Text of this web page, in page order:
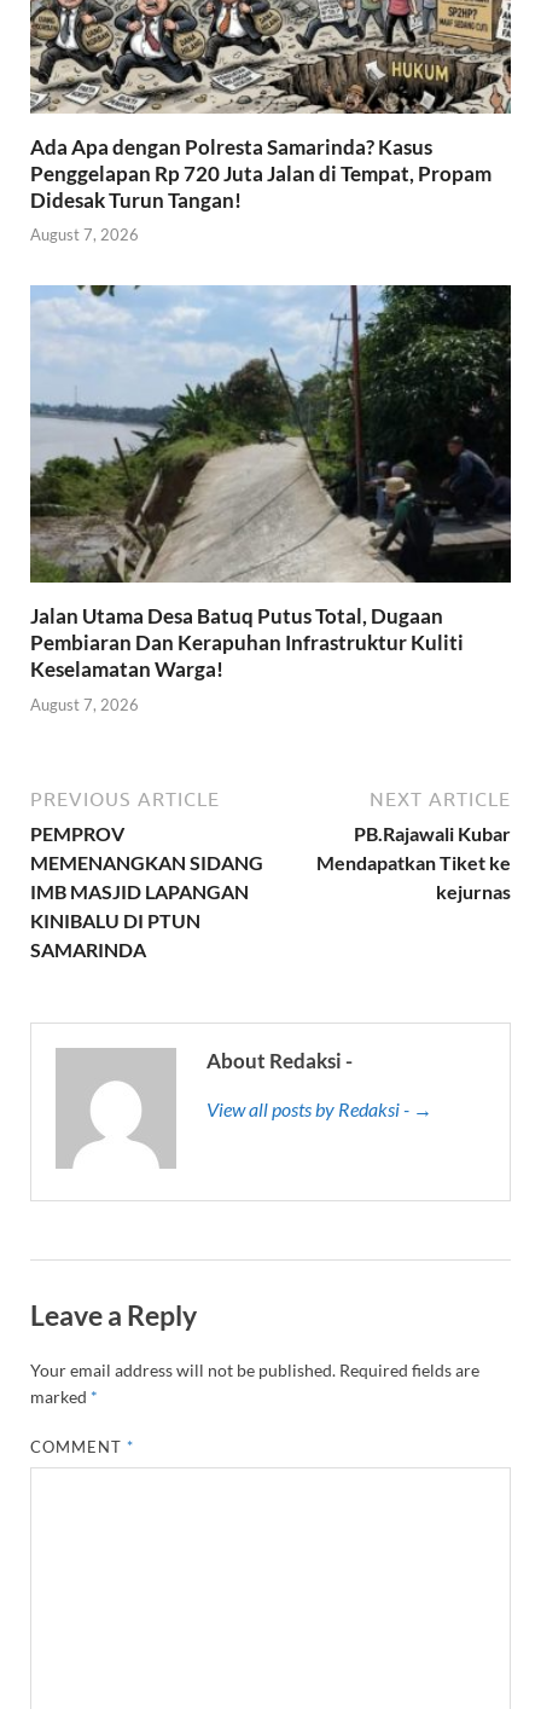
Ada Apa dengan Polresta Samarinda? Kasus
Penggelapan Rp 720 Juta Jalan di Tempat, Propam
Didesak Turun Tangan!
August 7, 2026
Jalan Utama Desa Batuq Putus Total, Dugaan
Pembiaran Dan Kerapuhan Infrastruktur Kuliti
Keselamatan Warga!
August 7, 2026
PREVIOUS ARTICLE
PEMPROV
MEMENANGKAN SIDANG
IMB MASJID LAPANGAN
KINIBALU DI PTUN
SAMARINDA
NEXT ARTICLE
PB.Rajawali Kubar
Mendapatkan Tiket ke
kejurnas
About Redaksi -
View all posts by Redaksi - →
Leave a Reply
Your email address will not be published. Required fields are
marked *
COMMENT*